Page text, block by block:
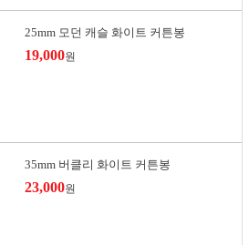
25mm 모던 캐슬 화이트 커튼봉
19,000원
35mm 버클리 화이트 커튼봉
23,000원